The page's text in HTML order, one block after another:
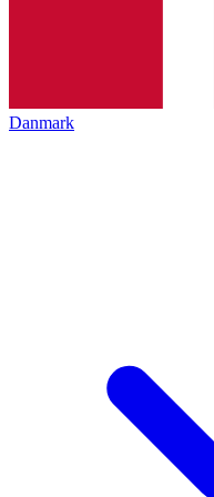
Danmark